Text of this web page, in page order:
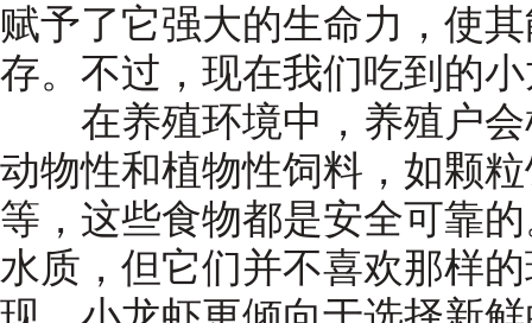
赋予了它强大的生命力，使
存。不过，现在我们吃到的
在养殖环境中，养殖户会
动物性和植物性饲料，如颗
等，这些食物都是安全可靠
水质，但它们并不喜欢那样